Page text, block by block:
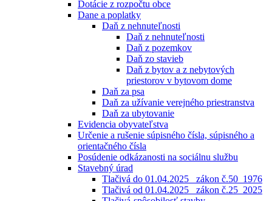
Dotácie z rozpočtu obce
Dane a poplatky
Daň z nehnuteľnosti
Daň z nehnuteľnosti
Daň z pozemkov
Daň zo stavieb
Daň z bytov a z nebytových
priestorov v bytovom dome
Daň za psa
Daň za užívanie verejného priestranstva
Daň za ubytovanie
Evidencia obyvateľstva
Určenie a rušenie súpisného čísla, súpisného a
orientačného čísla
Posúdenie odkázanosti na sociálnu službu
Stavebný úrad
Tlačivá do 01.04.2025_ zákon č.50_1976
Tlačivá od 01.04.2025_ zákon č.25_2025